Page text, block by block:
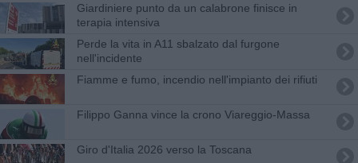
Giardiniere punto da un calabrone finisce in
terapia intensiva
Perde la vita in A11 sbalzato dal furgone
nell'incidente
Fiamme e fumo, incendio nell'impianto dei rifiuti
Filippo Ganna vince la crono Viareggio-Massa
Giro d'Italia 2026 verso la Toscana